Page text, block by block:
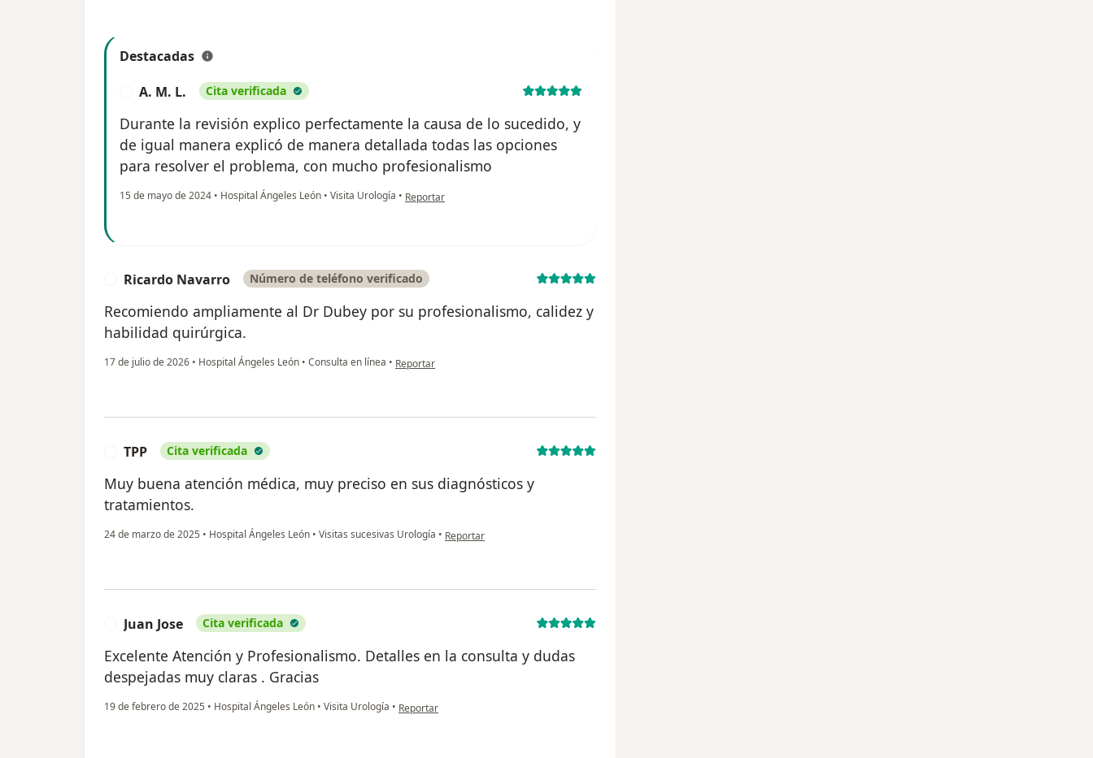
Destacadas
A. M. L. Cita verificada
Durante la revisión explico perfectamente la causa de lo sucedido, y
de igual manera explicó de manera detallada todas las opciones
para resolver el problema, con mucho profesionalismo
15 de mayo de 2024 • Hospital Ángeles León • Visita Urología • en opinión del usuario A. M. L.
Reportar
Ricardo Navarro Número de teléfono verificado
Recomiendo ampliamente al Dr Dubey por su profesionalismo, calidez y
habilidad quirúrgica.
17 de julio de 2026 • Hospital Ángeles León • Consulta en línea • en opinión del usuario Ricardo Navarro
Reportar
TPP Cita verificada
Muy buena atención médica, muy preciso en sus diagnósticos y
tratamientos.
24 de marzo de 2025 • Hospital Ángeles León • Visitas sucesivas Urología • en opinión del usuario TPP
Reportar
Juan Jose Cita verificada
Excelente Atención y Profesionalismo. Detalles en la consulta y dudas
despejadas muy claras . Gracias
19 de febrero de 2025 • Hospital Ángeles León • Visita Urología • en opinión del usuario Juan Jose
Reportar